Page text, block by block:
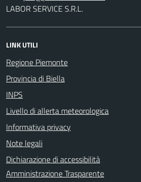
LABOR SERVICE S.R.L.
LINK UTILI
Regione Piemonte
Provincia di Biella
INPS
Livello di allerta meteorologica
Informativa privacy
Note legali
Dichiarazione di accessibilità
Amministrazione Trasparente